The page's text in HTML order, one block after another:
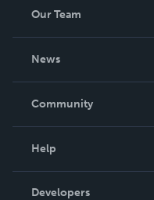
Our Team
News
In The News
Community
Podcast
Help
Order Lookup
Developers